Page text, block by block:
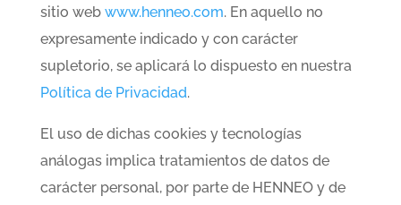
sitio web www.henneo.com. En aquello no
expresamente indicado y con carácter
supletorio, se aplicará lo dispuesto en nuestra
Política de Privacidad.
El uso de dichas cookies y tecnologías
análogas implica tratamientos de datos de
carácter personal, por parte de HENNEO y de